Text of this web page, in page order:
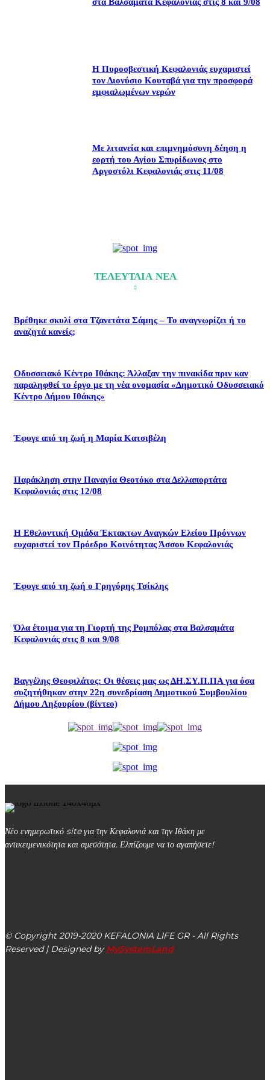
Η Πυροσβεστική Κεφαλονιάς ευχαριστεί
τον Διονύσιο Κουταβά για την προσφορά
εμφιαλωμένων νερών
Με λιτανεία και επιμνημόσυνη δέηση η
εορτή του Αγίου Σπυρίδωνος στο
Αργοστόλι Κεφαλονιάς στις 11/08
ΤΕΛΕΥΤΑΙΑ ΝΕΑ
Βρέθηκε σκυλί στα Τζανετάτα Σάμης – Το αναγνωρίζει ή το
αναζητά κανείς;
Οδυσσειακό Κέντρο Ιθάκης: Άλλαξαν την πινακίδα πριν καν
παραληφθεί το έργο με τη νέα ονομασία «Δημοτικό Οδυσσειακό
Κέντρο Δήμου Ιθάκης»
Έφυγε από τη ζωή η Μαρία Κατσιβέλη
Παράκληση στην Παναγία Θεοτόκο στα Δελλαπορτάτα
Κεφαλονιάς στις 12/08
Η Εθελοντική Ομάδα Έκτακτων Αναγκών Ελείου Πρόννων
ευχαριστεί τον Πρόεδρο Κοινότητας Άσσου Κεφαλονιάς
Έφυγε από τη ζωή ο Γρηγόρης Τσίκλης
Όλα έτοιμα για τη Γιορτή της Ρομπόλας στα Βαλσαμάτα
Κεφαλονιάς στις 8 και 9/08
Βαγγέλης Θεοφιλάτος: Οι θέσεις μας ως ΔΗ.ΣΥ.Π.ΠΑ για όσα
συζητήθηκαν στην 22η συνεδρίαση Δημοτικού Συμβουλίου
Δήμου Ληξουρίου (βίντεο)
Νέο ενημερωτικό site για την Κεφαλονιά και την Ιθάκη με
αντικειμενικότητα και αμεσότητα. Ελπίζουμε να το αγαπήσετε!
© Copyright 2019-2020 KEFALONIA LIFE GR - All Rights
Reserved | Designed by MySystemLand